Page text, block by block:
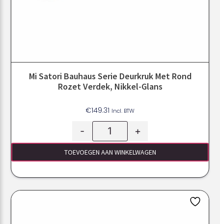
Mi Satori Bauhaus Serie Deurkruk Met Rond
Rozet Verdek, Nikkel-Glans
€149.31 Incl. BTW
- +
TOEVOEGEN AAN WINKELWAGEN